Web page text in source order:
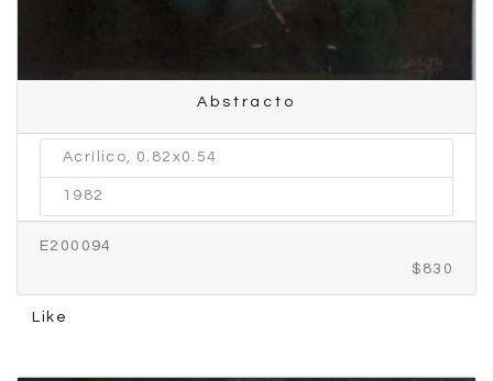
Abstracto
Acrílico, 0.82x0.54
1982
E200094
$830
Like